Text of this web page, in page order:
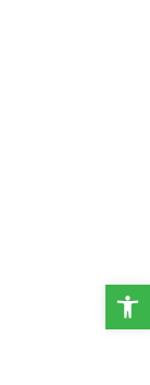
פתח סרגל נגישות